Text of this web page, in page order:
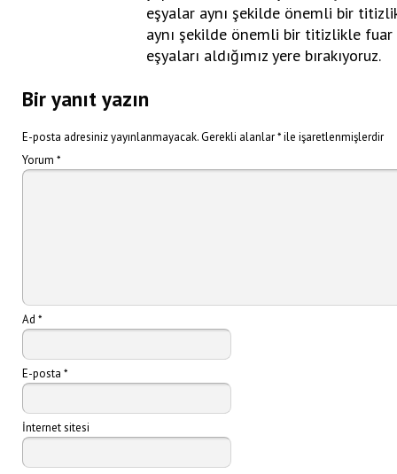
eşyalar aynı şekilde önemli bir
aynı şekilde önemli bir titizlikle
eşyaları aldığımız yere bırakıyoruz.
Bir yanıt yazın
E-posta adresiniz yayınlanmayacak.Gerekli alanlar*ile işaretlenmişlerdir
Yorum *
Ad *
E-posta *
İnternet sitesi